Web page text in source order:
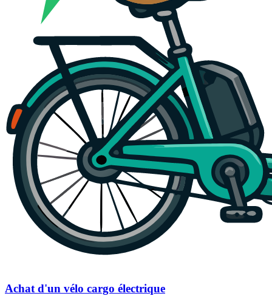
Achat d'un vélo cargo électrique